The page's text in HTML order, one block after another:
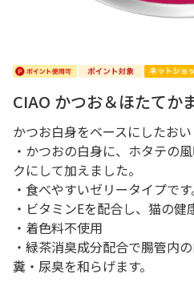
CIAO かつお＆ほたてか
かつお白身をベースにしたお
・かつおの白身に、ホタテの
クにして加えました。
・食べやすいゼリータイプです
・ビタミンEを配合し、猫の健
・着色料不使用
・緑茶消臭成分配合で腸管内
糞・尿臭を和らげます。